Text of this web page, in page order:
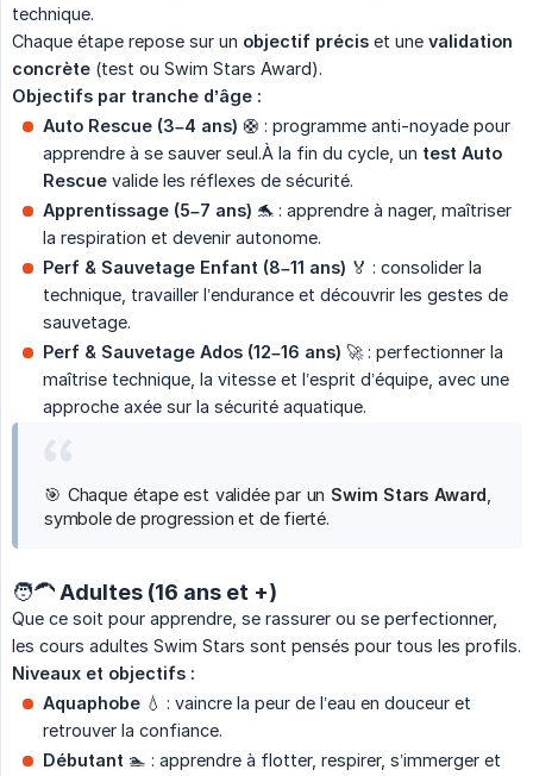
technique.
Chaque étape repose sur un objectif précis et une validation
concrète (test ou Swim Stars Award).
Objectifs par tranche d’âge :
Auto Rescue (3–4 ans) 🛟 : programme anti-noyade pour
apprendre à se sauver seul.À la fin du cycle, un test Auto
Rescue valide les réflexes de sécurité.
Apprentissage (5–7 ans) 🐬 : apprendre à nager, maîtriser
la respiration et devenir autonome.
Perf & Sauvetage Enfant (8–11 ans) 🏅 : consolider la
technique, travailler l’endurance et découvrir les gestes de
sauvetage.
Perf & Sauvetage Ados (12–16 ans) 🚀 : perfectionner la
maîtrise technique, la vitesse et l’esprit d’équipe, avec une
approche axée sur la sécurité aquatique.
🎯 Chaque étape est validée par un Swim Stars Award
symbole de progression et de fierté.
🧑‍🦱 Adultes (16 ans et +)
Que ce soit pour apprendre, se rassurer ou se perfectionner,
les cours adultes Swim Stars sont pensés pour tous les profils.
Niveaux et objectifs :
Aquaphobe 💧 : vaincre la peur de l’eau en douceur et
retrouver la confiance.
Débutant 🏊 : apprendre à flotter, respirer, s’immerger et